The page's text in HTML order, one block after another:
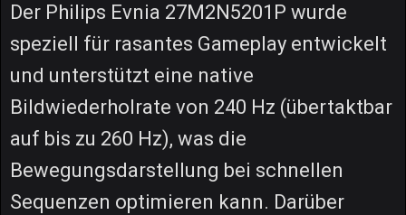
Der Philips Evnia 27M2N5201P wurde
speziell für rasantes Gameplay entwickelt
und unterstützt eine native
Bildwiederholrate von 240 Hz (übertaktbar
auf bis zu 260 Hz), was die
Bewegungsdarstellung bei schnellen
Sequenzen optimieren kann. Darüber